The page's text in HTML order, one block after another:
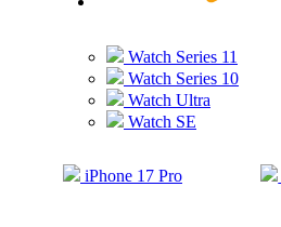
Watch Series 11
Watch Series 10
Watch Ultra
Watch SE
iPhone 17 Pro